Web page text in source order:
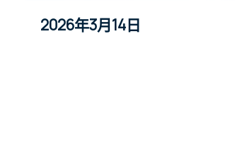
2026年3月14日